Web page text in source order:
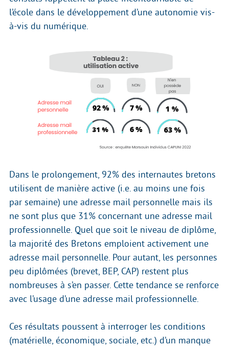
l’école dans le développement d’une autonomie vis-
à-vis du numérique.
Dans le prolongement, 92% des internautes bretons
utilisent de manière active (i.e. au moins une fois
par semaine) une adresse mail personnelle mais ils
ne sont plus que 31% concernant une adresse mail
professionnelle. Quel que soit le niveau de diplôme,
la majorité des Bretons emploient activement une
adresse mail personnelle. Pour autant, les personnes
peu diplômées (brevet, BEP, CAP) restent plus
nombreuses à s’en passer. Cette tendance se renforce
avec l’usage d’une adresse mail professionnelle.
Ces résultats poussent à interroger les conditions
(matérielle, économique, sociale, etc.) d’un manque